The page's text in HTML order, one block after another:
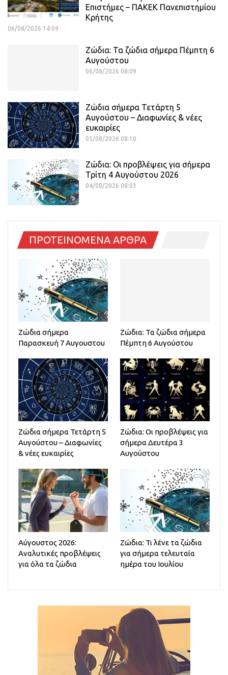
Επιστήμες – ΠΑΚΕΚ Πανεπιστημίου
Κρήτης
06/08/2026 14:09
Ζώδια: Τα ζώδια σήμερα Πέμπτη 6
Αυγούστου
06/08/2026 08:09
Ζώδια σήμερα Τετάρτη 5
Αυγούστου – Διαφωνίες & νέες
ευκαιρίες
05/08/2026 08:10
Ζώδια: Οι προβλέψεις για σήμερα
Τρίτη 4 Αυγούστου 2026
04/08/2026 08:03
ΠΡΟΤΕΙΝΟΜΕΝΑ ΑΡΘΡΑ
Ζώδια σήμερα
Παρασκευή 7 Αυγουστου
Ζώδια: Τα ζώδια σήμερα
Πέμπτη 6 Αυγούστου
Ζώδια σήμερα Τετάρτη 5
Αυγούστου – Διαφωνίες
& νέες ευκαιρίες
Ζώδια: Οι προβλέψεις για
σήμερα Δευτέρα 3
Αυγούστου
Αύγουστος 2026:
Αναλυτικές προβλέψεις
για όλα τα ζώδια
Ζώδια: Τι λένε τα ζώδια
για σήμερα τελευταία
ημέρα του Ιουλίου